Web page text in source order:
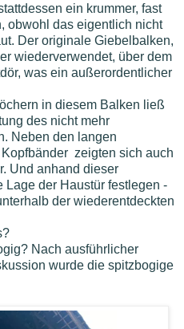
ein krummer, fast
obwohl das eigentlich nicht
Der originale Giebelbalken,
wiederverwendet, über dem
was ein außerordentlicher
in diesem Balken ließ
des nicht mehr
Neben den langen
zeigten sich auch
Und anhand dieser
der Haustür festlegen -
der wiederentdeckten
Nach ausführlicher
wurde die spitzbogige